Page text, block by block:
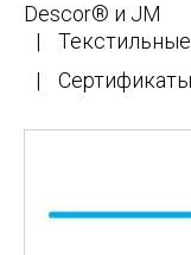
Descor® и JM
Сертификаты